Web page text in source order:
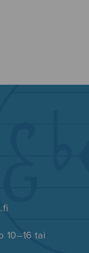
10–16 tai